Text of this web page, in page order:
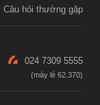
Câu hỏi thường gặp
024 7309 5555